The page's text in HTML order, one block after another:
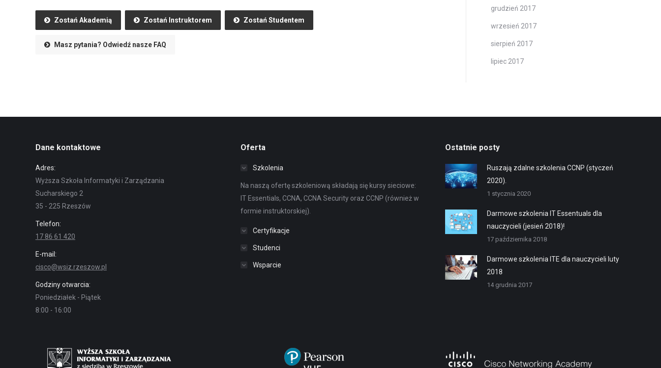
Zostań Akademią Zostań Instruktorem Zostań Studentem
Masz pytania? Odwiedź nasze FAQ
grudzień 2017
wrzesień 2017
sierpień 2017
lipiec 2017
Dane kontaktowe
Adres:
Wyższa Szkoła Informatyki i Zarządzania
Sucharskiego 2
35 - 225 Rzeszów
Telefon:
17 86 61 420
E-mail:
cisco@wsiz.rzeszow.pl
Godziny otwarcia:
Poniedziałek - Piątek
8:00 - 16:00
Oferta
Szkolenia
Na naszą ofertę szkoleniową składają się kursy sieciowe:
IT Essentials, CCNA, CCNA Security oraz CCNP (również w
formie instruktorskiej).
Certyfikacje
Studenci
Wsparcie
Ostatnie posty
Ruszają zdalne szkolenia CCNP (styczeń
2020).
1 stycznia 2020
Darmowe szkolenia IT Essentuals dla
nauczycieli (jesień 2018)!
17 października 2018
Darmowe szkolenia ITE dla nauczycieli luty
2018
14 grudnia 2017